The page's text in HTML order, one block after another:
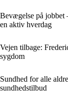
Bevægelse på jobbet
en aktiv hverdag
Vejen tilbage:
sygdom
Sundhed for alle
sundhedstilbud